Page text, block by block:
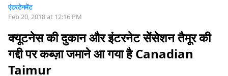
एंटरटेनमेंट
Feb 20, 2018 at 12:16 PM
क्यूटनेस की दुकान और इंटरनेट सेंसेशन तैमूर की
गद्दी पर कब्ज़ा जमाने आ गया है Canadian
Taimur